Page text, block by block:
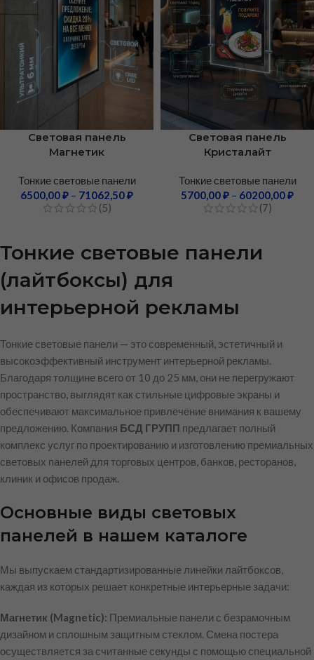
Световая панель
Магнетик
Тонкие световые панели
6500,00₽ – 71062,50₽
(5)
Световая панель
Кристалайт
Тонкие световые панели
5700,00₽ – 60200,00₽
(7)
Тонкие световые панели
(лайтбоксы) для
интерьерной рекламы
Тонкие световые панели — это современный, эстетичный и
высокоэффективный инструмент интерьерной рекламы.
Благодаря толщине всего от 10 до 25 мм, они не перегружают
пространство, выглядят как стильные цифровые экраны и
обеспечивают максимальное привлечение внимания к вашему
предложению. Компания БСД ГРУПП предлагает полный
комплекс услуг по проектированию и изготовлению премиальных
световых панелей для торговых центров, банков, ресторанов,
клиник и офисов продаж.
Основные виды световых
панелей в нашем каталоге
Мы выпускаем стандартизированные линейки лайтбоксов,
каждая из которых решает конкретные интерьерные задачи:
Магнетик (Magnetic): Премиальные панели с безрамочным
дизайном и сплошным защитным стеклом. Смена постера
осуществляется за считанные секунды с помощью специальной